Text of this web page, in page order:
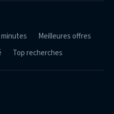
Meilleures offres
Top recherches